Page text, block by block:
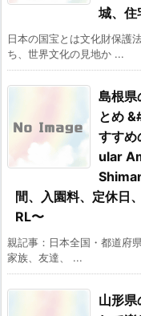
城、住
日本の国宝とは文化財保護
ち、世界文化の見地か ...
島根県
とめ
すすめ
ular
間、入園料、定休日
RL〜
親記事：日本全国・都道府
家族、友達、 ...
山形県